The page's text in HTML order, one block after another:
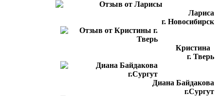
Лариса
г. Новосибирск
Кристина
г. Тверь
Диана Байдакова
г.Сургут